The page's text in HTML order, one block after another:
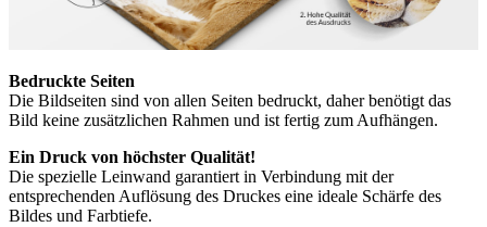
Bedruckte Seiten
Die Bildseiten sind von allen Seiten bedruckt, daher benötigt das
Bild keine zusätzlichen Rahmen und ist fertig zum Aufhängen.
Ein Druck von höchster Qualität!
Die spezielle Leinwand garantiert in Verbindung mit der
entsprechenden Auflösung des Druckes eine ideale Schärfe des
Bildes und Farbtiefe.